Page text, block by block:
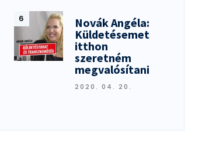
Novák Angéla:
Küldetésemet
itthon
szeretném
megvalósítani
2020. 04. 20.